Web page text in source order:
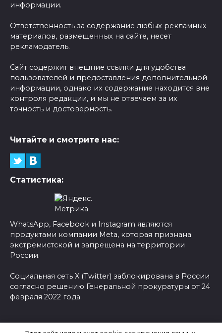
информации.
Ответственность за содержание любых рекламных
материалов, размещенных на сайте, несет
рекламодатель.
Сайт содержит внешние ссылки для удобства
пользователей и предоставления дополнительной
информации, однако их содержание находится вне
контроля редакции, и мы не отвечаем за их
точность и достоверность.
Читайте и смотрите нас:
Статистика:
WhatsApp, Facebook и Instagram являются
продуктами компании Meta, которая признана
экстремистской и запрещена на территории
России.
Социальная сеть X (Twitter) заблокирована в России
согласно решению Генеральной прокуратуры от 24
февраля 2022 года.